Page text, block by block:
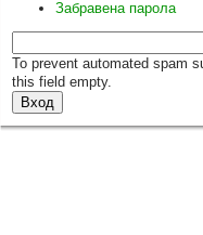
Забравена парола
To prevent automated spam
this field empty.